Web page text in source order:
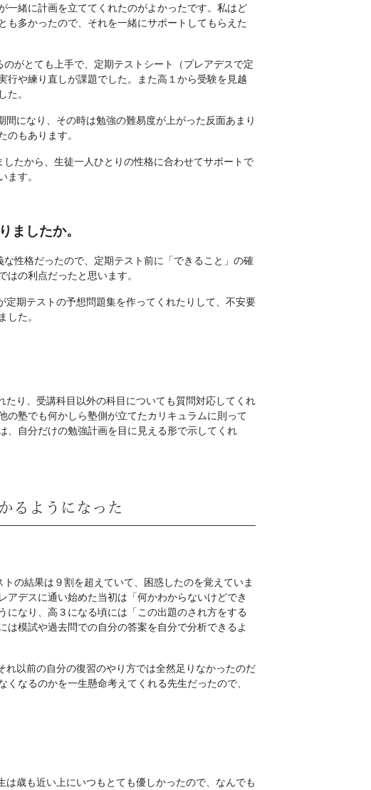
一緒に計画を立ててくれたのがよかったです。私はど
多かったので、それを一緒にサポートしてもらえた
がとても上手で、定期テストシート（プレアデスで定
や練り直しが課題でした。また高１から受験を見越
。
になり、その時は勉強の難易度が上がった反面あまり
もあります。
たから、生徒一人ひとりの性格に合わせてサポートで
す。
ましたか。
性格だったので、定期テスト前に「できること」の確
の利点だったと思います。
定期テストの予想問題集を作ってくれたりして、不安要
た。
たり、受講科目以外の科目についても質問対応してくれ
塾でも何かしら塾側が立てたカリキュラムに則って
、自分だけの勉強計画を目に見える形で示してくれ
るようになった
の結果は９割を超えていて、困惑したのを覚えていま
デスに通い始めた当初は「何かわからないけどでき
なり、高３になる頃には「この出題のされ方をする
模試や過去問での自分の答案を自分で分析できるよ
れ以前の自分の復習のやり方では全然足りなかったのだ
なるのかを一生懸命考えてくれる先生だったので、
歳も近い上にいつもとても優しかったので、なんでも